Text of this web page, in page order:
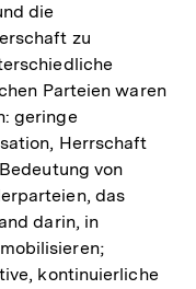
die
zu
Parteien waren
geringe
Herrschaft
von
das
darin, in
kontinuierliche